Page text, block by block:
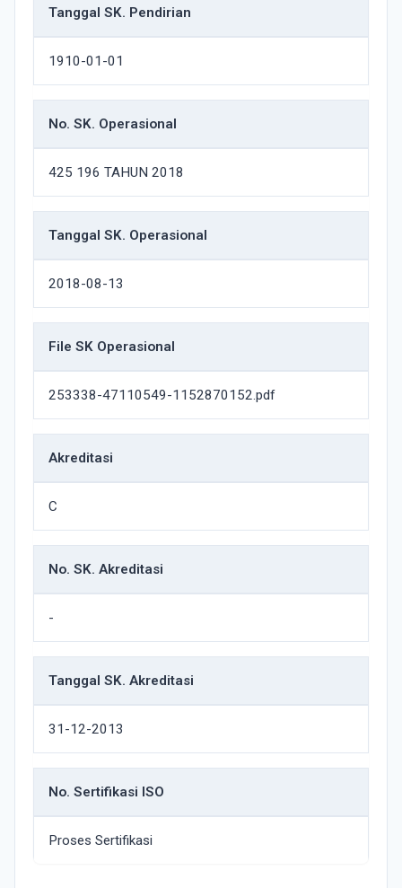
Tanggal SK. Pendirian
1910-01-01
No. SK. Operasional
425 196 TAHUN 2018
Tanggal SK. Operasional
2018-08-13
File SK Operasional
253338-47110549-1152870152.pdf
Akreditasi
C
No. SK. Akreditasi
-
Tanggal SK. Akreditasi
31-12-2013
No. Sertifikasi ISO
Proses Sertifikasi